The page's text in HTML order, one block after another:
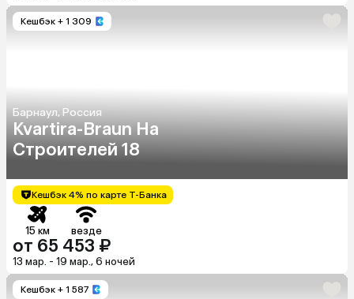
Кешбэк + 1 309
Барнаул, Россия
Kvartira-Braun На
Строителей 18
Кешбэк 4% по карте Т-Банка
15 км везде
от 65 453 ₽
13 мар. - 19 мар., 6 ночей
Кешбэк + 1 587